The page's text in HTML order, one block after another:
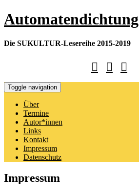
Skip
to
Automatendichtung
Die SUKULTUR-Lesereihe 2015-2019
Toggle navigation
Über
Termine
Autor*innen
Links
Kontakt
Impressum
Datenschutz
Impressum